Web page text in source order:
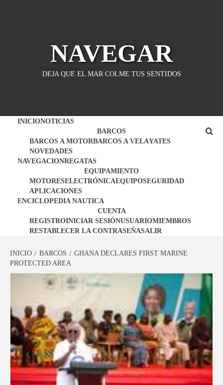
NAVEGAR
DEJA QUE EL MAR COLME TUS SENTIDOS
INICIONOTICIAS
BARCOS
BARCOS A MOTORBARCOS A VELAYATES
NOVEDADES
NAVEGACIONREGATAS
EQUIPAMIENTO
MOTORESELECTRÓNICAEQUIPOSEGURIDAD
APLICACIONES
ENCICLOPEDIA NAUTICA
CUENTA
REGISTROINICIAR SESIÓNUSUARIOMIEMBROS
RESTABLECER LA CONTRASEÑASALIR
INICIO BARCOS
GHANA DECLARES FIRST MARINE
PROTECTED AREA